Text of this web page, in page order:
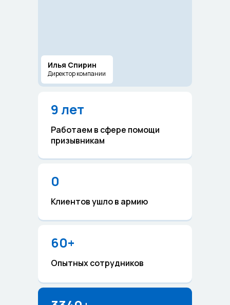
9 лет
Работаем в сфере помощи
призывникам
0
Клиентов ушло в армию
60+
Опытных сотрудников
Илья Спирин
Директор компании